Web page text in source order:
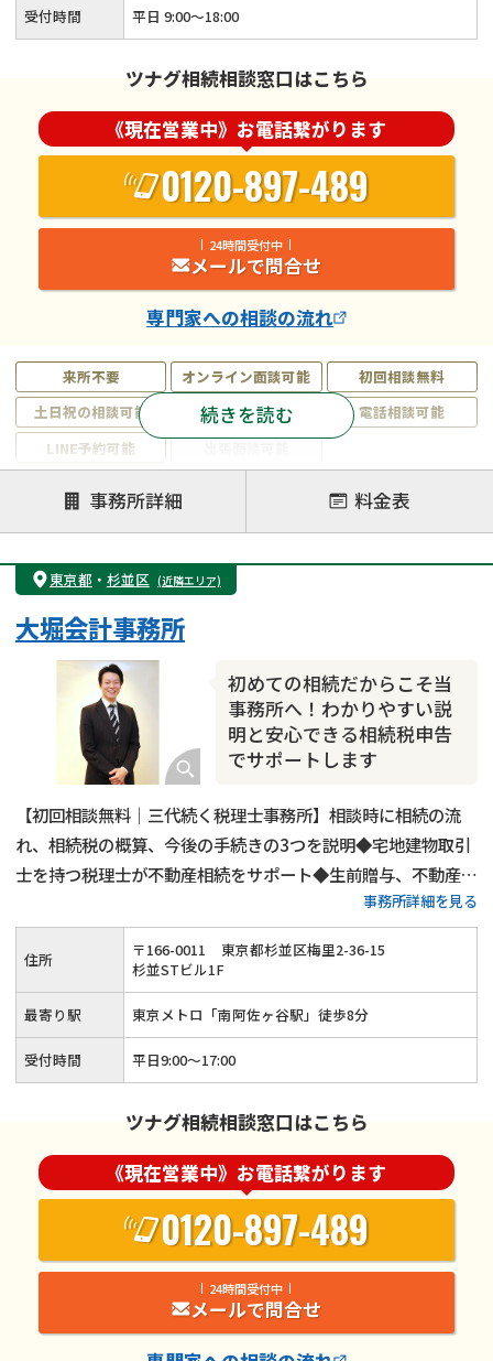
来所不要 オンライン面談可能
初回相談無料
土日祝の相談可能
19時以降電話可能
電話相談可能
LINE予約可能
注力案件
遺言書作成・遺言執行
相続放棄
相続登記
遺産分割
遺留分侵害額請求
相続税申告
相続手続き
銀行手続き
成年後見・任意後見
相続人調査
相続トラブル
続きを読む
受付時間 平日 9:00～18:00
ツナグ相続相談窓口はこちら
《現在営業中》お電話繋がります
0120-897-489
24時間受付中
メールで問合せ
専門家への相談の流れ
事務所詳細 料金表
東京都 ・ 杉並区 (近隣エリア)
初めての相続だからこそ当
事務所へ！わかりやすい説
明と安心できる相続税申告
でサポートします
大堀会計事務所
【初回相談無料｜三代続く税理士事務所】相談時に相続の流
れ、相続税の概算、今後の手続きの3つを説明◆宅地建物取引
士を持つ税理士が不動産相続をサポート◆生前贈与、不動産活
用、遺言書作成といった生前対策も得意◆土日祝日相談（要予
約）とオンライン面談にも対応している忙しい方が相談しやす
い税理士事務所です。
事務所詳細を見る
住所 〒166-0011
東京都杉並区梅里2-36-15
杉並STビル1F
最寄り駅 東京メトロ「南阿佐ヶ谷駅」徒歩8分
受付時間 平日9:00～17:00
ツナグ相続相談窓口はこちら
《現在営業中》お電話繋がります
0120-897-489
24時間受付中
メールで問合せ